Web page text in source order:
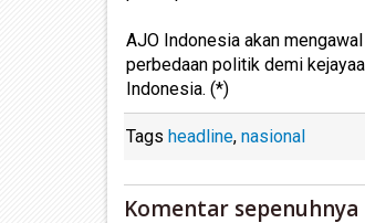
AJO Indonesia akan
perbedaan politik demi
Indonesia. (*)
Tags headline, nasional
Komentar